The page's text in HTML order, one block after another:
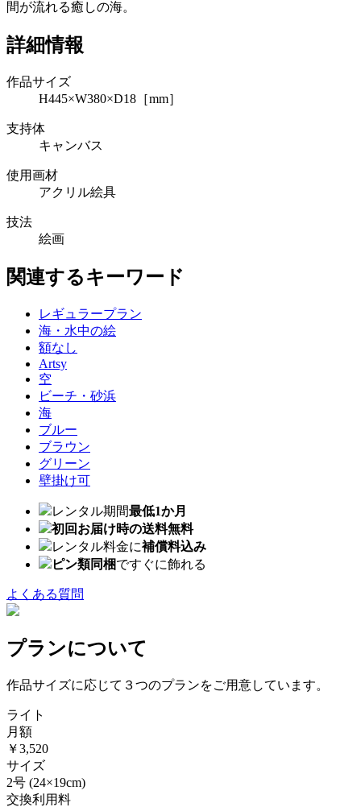
間が流れる癒しの海。
詳細情報
作品サイズ
H445×W380×D18［mm］
支持体
キャンバス
使用画材
アクリル絵具
技法
絵画
関連するキーワード
レギュラープラン
海・水中の絵
額なし
Artsy
空
ビーチ・砂浜
海
ブルー
ブラウン
グリーン
壁掛け可
レンタル期間最低1か月
初回お届け時の送料無料
レンタル料金に補償料込み
ピン類同梱ですぐに飾れる
よくある質問
プランについて
作品サイズに応じて３つのプランをご用意しています。
ライト
月額
￥3,520
サイズ
2号 (24×19cm)
交換利用料